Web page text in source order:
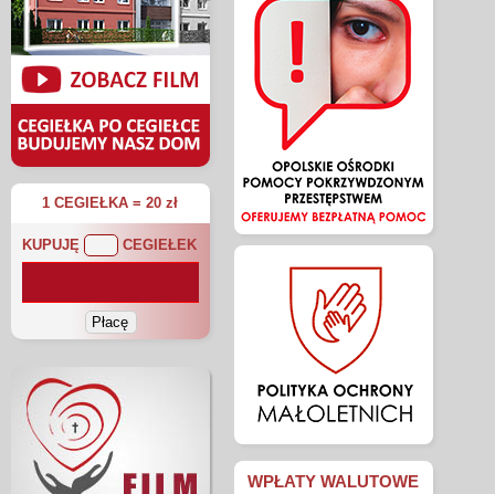
1 CEGIEŁKA = 20 zł
KUPUJĘ CEGIEŁEK
WPŁATY WALUTOWE